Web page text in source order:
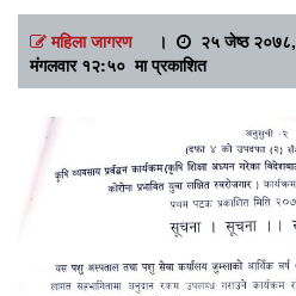
महिला जागरण।
२५ जेष्ठ २०७८,
मंगलवार १२:५० मा प्रकाशित